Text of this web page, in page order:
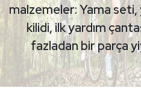
malzemeler: Yama
kilidi, ilk yardım
fazladan bir parça